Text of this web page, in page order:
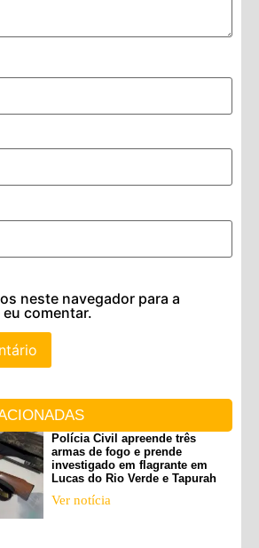
neste navegador para a
comentar.
Polícia Civil apreende três
armas de fogo e prende
investigado em flagrante em
Lucas do Rio Verde e Tapurah
Ver notícia